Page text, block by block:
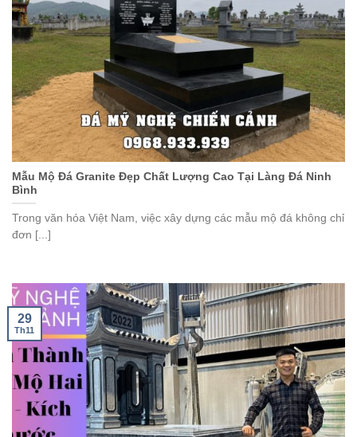
Mẫu Mộ Đá Granite Đẹp Chất Lượng Cao Tại Làng Đá Ninh
Bình
Trong văn hóa Việt Nam, việc xây dựng các mẫu mộ đá không chỉ
đơn [...]
29
Th11